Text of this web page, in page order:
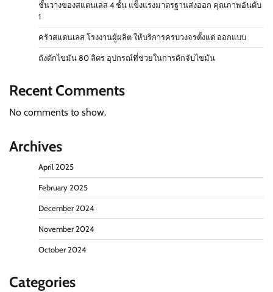
ชั้นวางของสแตนเลส 4 ชั้น แข็งแรงมาตรฐานส่งออก คุณภาพอันดับ
1
ครัวสแตนเลส โรงงานผู้ผลิต ให้บริการครบวงจรตั้งแต่ ออกแบบ
ถังดักไขมัน 80 ลิตร อุปกรณ์ที่ช่วยในการดักจับไขมัน
Recent Comments
No comments to show.
Archives
April 2025
February 2025
December 2024
November 2024
October 2024
Categories